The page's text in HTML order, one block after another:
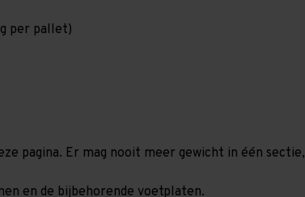
per pallet)
pagina. Er mag nooit meer gewicht in één sectie,
en de bijbehorende voetplaten.